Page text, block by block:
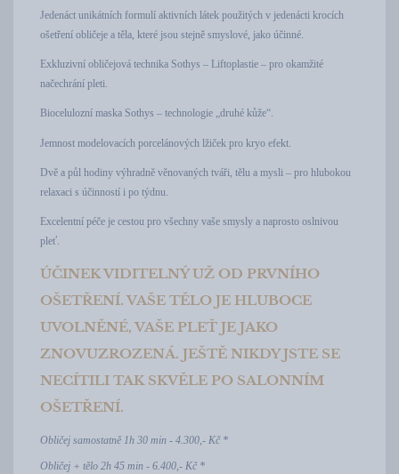
Jedenáct unikátních formulí aktivních látek použitých v jedenácti krocích
ošetření obličeje a těla, které jsou stejně smyslové, jako účinné.
Exkluzivní obličejová technika Sothys – Liftoplastie – pro okamžité
načechrání pleti.
Biocelulozní maska Sothys – technologie „druhé kůže“.
Jemnost modelovacích porcelánových lžiček pro kryo efekt.
Dvě a půl hodiny výhradně věnovaných tváři, tělu a mysli – pro hlubokou
relaxaci s účinností i po týdnu.
Excelentní péče je cestou pro všechny vaše smysly a naprosto oslnivou
pleť.
ÚČINEK VIDITELNÝ UŽ OD PRVNÍHO
OŠETŘENÍ. VAŠE TĚLO JE HLUBOCE
UVOLNĚNÉ, VAŠE PLEŤ JE JAKO
ZNOVUZROZENÁ. JEŠTĚ NIKDY JSTE SE
NECÍTILI TAK SKVĚLE PO SALONNÍM
OŠETŘENÍ.
Obličej samostatně 1h 30 min - 4.300,- Kč *
Obličej + tělo 2h 45 min - 6.400,- Kč *